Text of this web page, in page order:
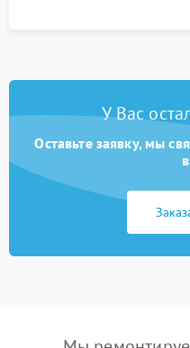
У Вас
Оставьте заявку, мы